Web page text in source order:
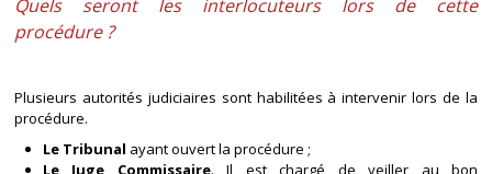
Quels seront les interlocuteurs lors de cette
procédure ?
Plusieurs autorités judiciaires sont habilitées à intervenir lors de la
procédure.
Le Tribunal ayant ouvert la procédure ;
Le Juge Commissaire. Il est chargé de veiller au bon